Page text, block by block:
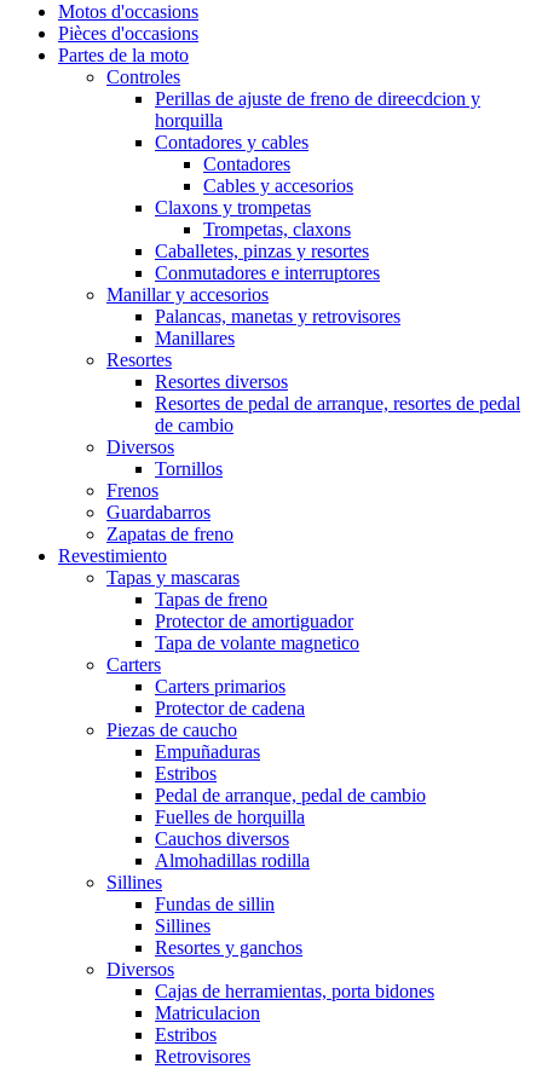
Motos d'occasions
Pièces d'occasions
Partes de la moto
Controles
Perillas de ajuste de freno de direecdcion y
horquilla
Contadores y cables
Contadores
Cables y accesorios
Claxons y trompetas
Trompetas, claxons
Caballetes, pinzas y resortes
Conmutadores e interruptores
Manillar y accesorios
Palancas, manetas y retrovisores
Manillares
Resortes
Resortes diversos
Resortes de pedal de arranque, resortes de pedal
de cambio
Diversos
Tornillos
Frenos
Guardabarros
Zapatas de freno
Revestimiento
Tapas y mascaras
Tapas de freno
Protector de amortiguador
Tapa de volante magnetico
Carters
Carters primarios
Protector de cadena
Piezas de caucho
Empuñaduras
Estribos
Pedal de arranque, pedal de cambio
Fuelles de horquilla
Cauchos diversos
Almohadillas rodilla
Sillines
Fundas de sillin
Sillines
Resortes y ganchos
Diversos
Cajas de herramientas, porta bidones
Matriculacion
Estribos
Retrovisores